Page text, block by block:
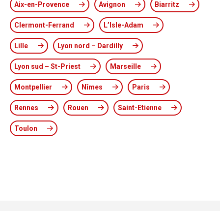
Aix-en-Provence Avignon Biarritz
Clermont-Ferrand L’Isle-Adam
Lille Lyon nord – Dardilly
Lyon sud – St-Priest Marseille
Montpellier Nîmes Paris
Rennes Rouen Saint-Etienne
Toulon